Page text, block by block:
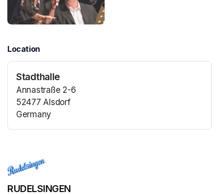
Location
Stadthalle
Annastraße 2-6
52477 Alsdorf
Germany
(opens in a new tab)
RUDELSINGEN